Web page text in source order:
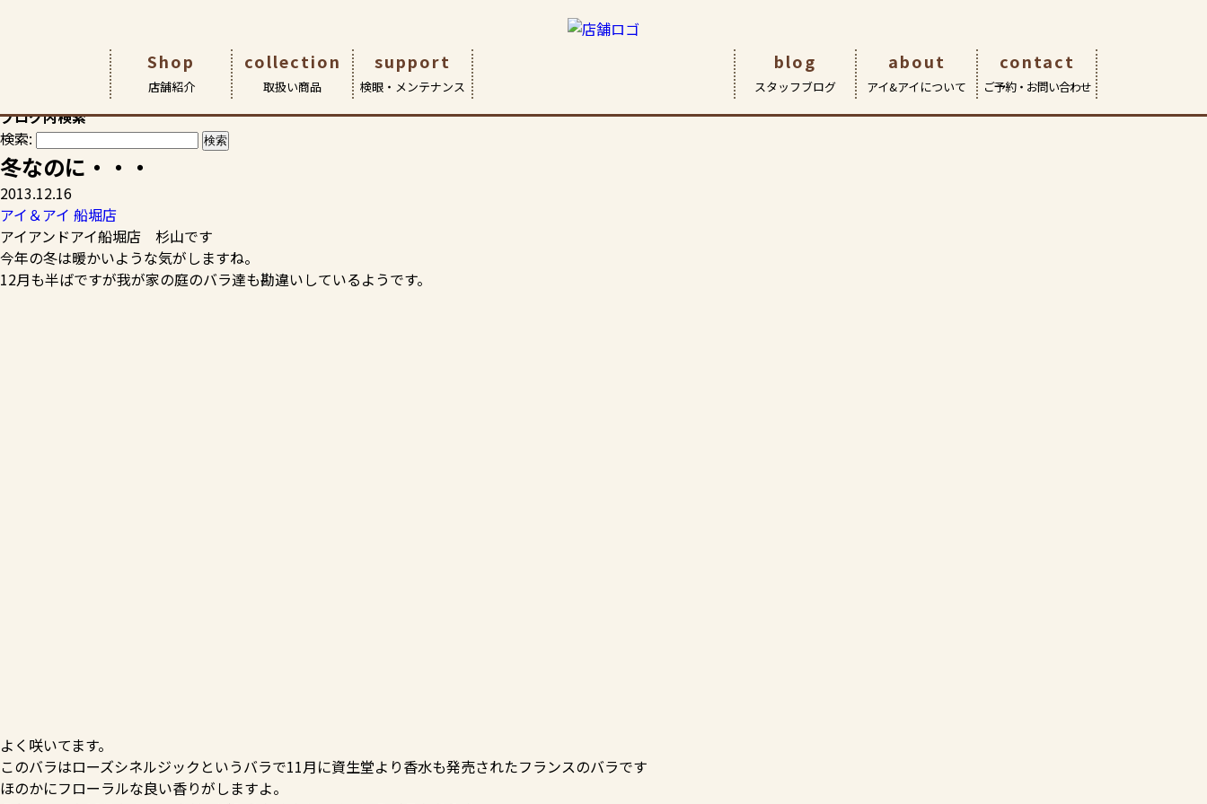
Shop
店舗紹介
店舗紹介
collection
取扱い商品
取扱商品
support
検眼・メンテナンス
検眼・メンテナンス
blog
スタッフブログ
about
アイ&アイについて
アイ&アイについて
contact
ご予約・お問い合わせ
お客様の素敵な笑顔やおすすめ商品など、各店からの情報満載です
ブログ内検索
検索:
冬なのに・・・
2013.12.16
アイ＆アイ 船堀店
アイアンドアイ船堀店 杉山です
今年の冬は暖かいような気がしますね。
12月も半ばですが我が家の庭のバラ達も勘違いしているようです。
よく咲いてます。
このバラはローズシネルジックというバラで11月に資生堂より香水も発売されたフランスのバラです
ほのかにフローラルな良い香りがしますよ。